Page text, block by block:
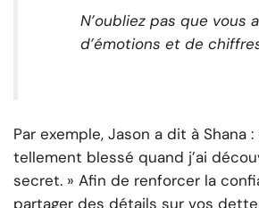
N’oubliez pas que vous
d’émotions et de
Par exemple, Jason a dit à Shana
tellement blessé quand j’ai
secret. » Afin de renforcer la
partager des détails sur vos